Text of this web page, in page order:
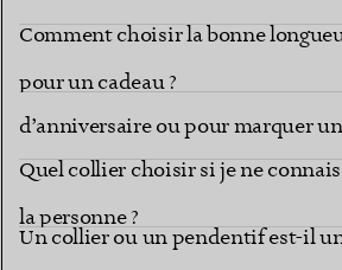
Comment choisir la bonne
pour un cadeau ?
Quel collier choisir pour un cadeau
d’anniversaire ou pour marquer
importante ?
Quel collier choisir si je ne
la personne ?
Un collier ou un pendentif est-il